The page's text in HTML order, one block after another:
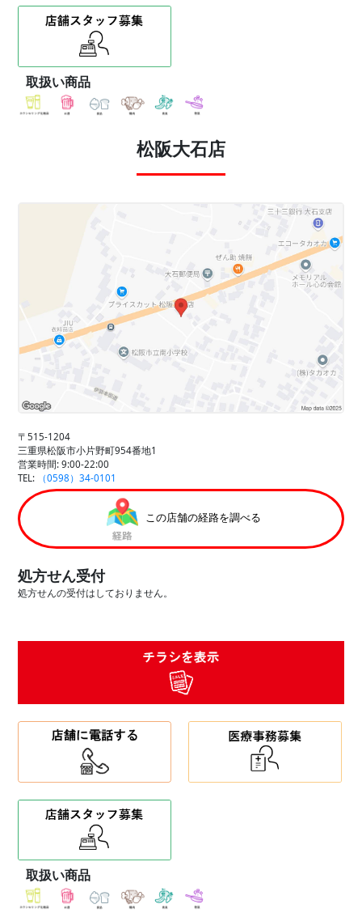
取扱い商品
松阪大石店
〒515-1204
三重県松阪市小片野町954番地1
営業時間: 9:00-22:00
TEL:
（0598）34-0101
この店舗の経路を調べる
処方せん受付
処方せんの受付はしておりません。
取扱い商品